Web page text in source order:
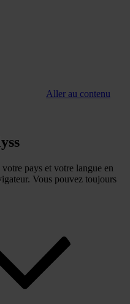
Aller au contenu
pays et votre langue en
Vous pouvez toujours